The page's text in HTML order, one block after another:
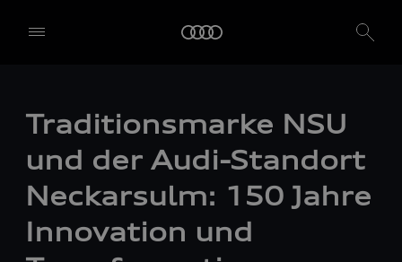
Traditionsmarke NSU
und der Audi-Standort
Neckarsulm: 150 Jahre
Innovation und